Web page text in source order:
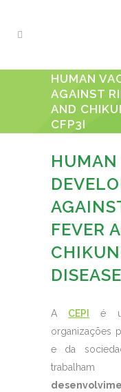
HUMAN
AGAINST
AND
CFP3I
HUMAN
FEVER
A CEPI
é
organizações
e da